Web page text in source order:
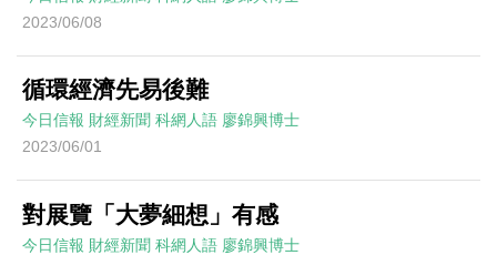
2023/06/08
循環經濟先易後難
今日信報 財經新聞 科網人語 廖錦興博士
2023/06/01
對展覽「大夢細想」有感
今日信報 財經新聞 科網人語 廖錦興博士